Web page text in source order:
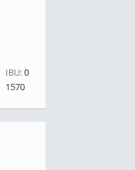
IBU:0
1570